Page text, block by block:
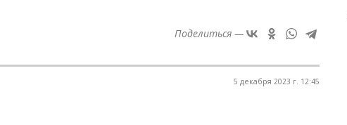
Поделиться —
5 декабря 2023 г. 12:45